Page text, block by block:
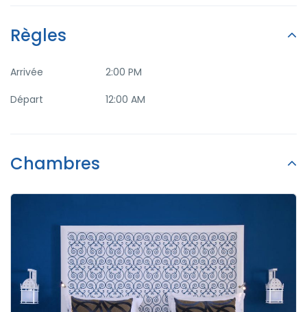
Transport à l'aéroport
Règles
Arrivée
2:00 PM
Départ
12:00 AM
Chambres